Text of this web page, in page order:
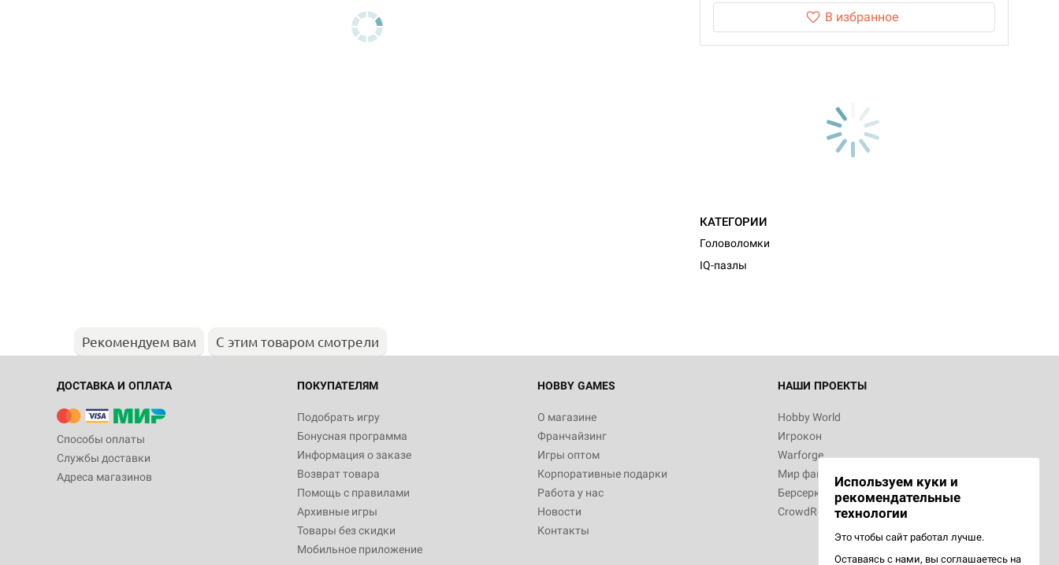
В избранное
КАТЕГОРИИ
Головоломки
IQ-пазлы
Рекомендуем вам С этим товаром смотрели
ДОСТАВКА И ОПЛАТА
Способы оплаты
Службы доставки
Адреса магазинов
ПОКУПАТЕЛЯМ
Подобрать игру
Бонусная программа
Информация о заказе
Возврат товара
Помощь с правилами
Архивные игры
Товары без скидки
Мобильное приложение
HOBBY GAMES
О магазине
Франчайзинг
Игры оптом
Корпоративные подарки
Работа у нас
Новости
Контакты
НАШИ ПРОЕКТЫ
Hobby World
Игрокон
Warforge
Мир фантастики
Берсерк
CrowdRepublic
Используем куки и
рекомендательные
технологии
Это чтобы сайт работал лучше.
Оставаясь с нами, вы соглашаетесь на